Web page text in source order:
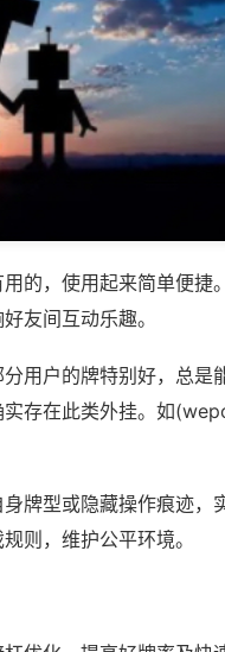
的，使用起来简单便捷
友间互动乐趣。
用户的牌特别好，总是
存在此类外挂。如
牌型或隐藏操作痕迹，
则，维护公平环境。